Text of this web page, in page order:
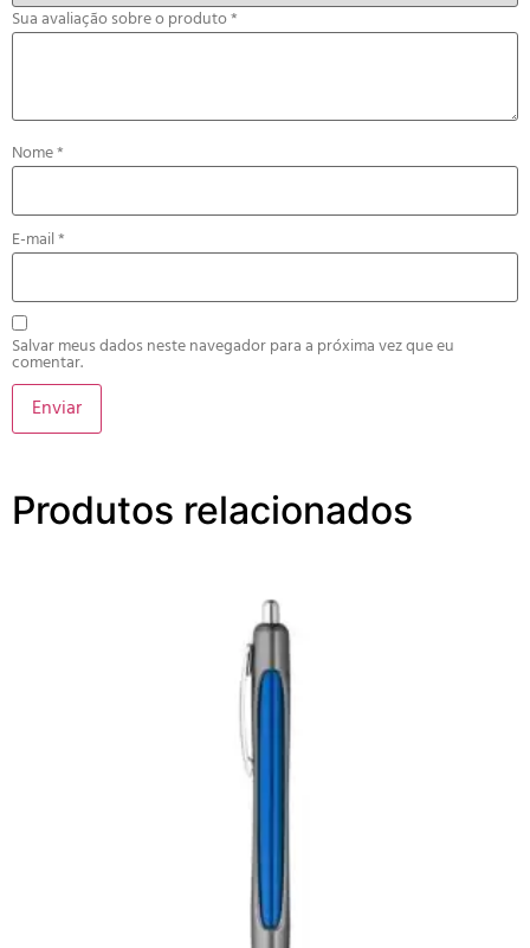
Sua avaliação sobre o produto*
Nome*
E-mail*
Salvar meus dados neste navegador para a próxima vez que eu
comentar.
Produtos relacionados